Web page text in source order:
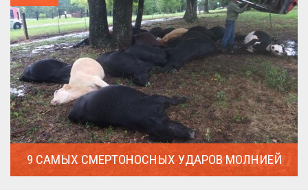
9 САМЫХ СМЕРТОНОСНЫХ УДАРОВ МОЛНИЕЙ